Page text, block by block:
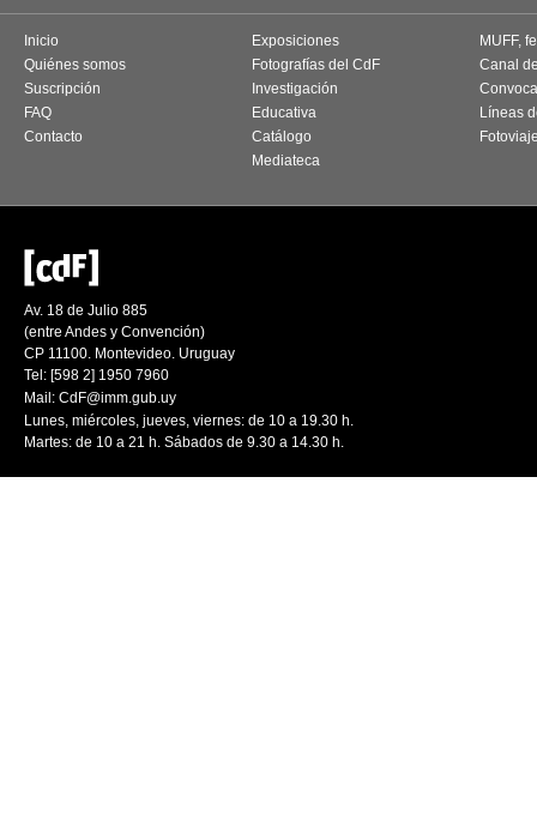
Inicio
Quiénes somos
Suscripción
FAQ
Contacto
Exposiciones
Fotografías del CdF
Investigación
Educativa
Catálogo
Mediateca
MUFF,
Canal
Líneas
Av. 18 de Julio 885
(entre Andes y Convención)
CP 11100. Montevideo. Uruguay
Tel: [598 2] 1950 7960
Mail: CdF@imm.gub.uy
Lunes, miércoles, jueves, viernes: de 10 a 19.30 h.
Martes: de 10 a 21 h. Sábados de 9.30 a 14.30 h.